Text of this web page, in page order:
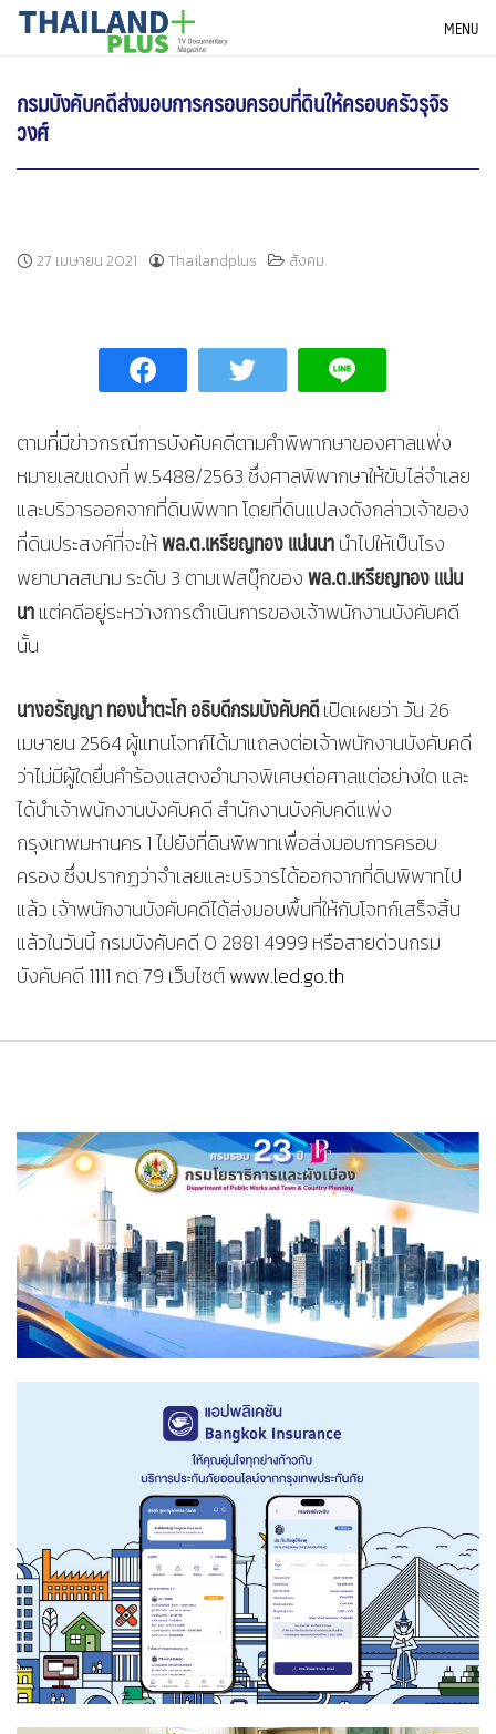
SkipTHAILANDPLUS NEWS MENU
กรมบังคับคดีส่งมอบการครอบครอบที่ดินให้ครอบครัวรุจิร
วงศ์
27 เมษายน 2021 Thailandplus สังคม
ตามที่มีข่าวกรณีการบังคับคดีตามคำพิพากษาของศาลแพ่ง
หมายเลขแดงที่ พ.5488/2563 ซึ่งศาลพิพากษาให้ขับไล่จำเลย
และบริวารออกจากที่ดินพิพาท โดยที่ดินแปลงดังกล่าวเจ้าของ
ที่ดินประสงค์ที่จะให้พล.ต.เหรียญทอง แน่นนานำไปให้เป็นโรง
พยาบาลสนาม ระดับ 3 ตามเฟสบุ๊กของพล.ต.เหรียญทอง แน่น
นาแต่คดีอยู่ระหว่างการดำเนินการของเจ้าพนักงานบังคับคดี
นั้น
นางอรัญญา ทองน้ำตะโก อธิบดีกรมบังคับคดีเปิดเผยว่า วัน 26
เมษายน 2564 ผู้แทนโจทก์ได้มาแถลงต่อเจ้าพนักงานบังคับคดี
ว่าไม่มีผู้ใดยื่นคำร้องแสดงอำนาจพิเศษต่อศาลแต่อย่างใด และ
ได้นำเจ้าพนักงานบังคับคดี สำนักงานบังคับคดีแพ่ง
กรุงเทพมหานคร 1 ไปยังที่ดินพิพาทเพื่อส่งมอบการครอบ
ครอง ซึ่งปรากฏว่าจำเลยและบริวารได้ออกจากที่ดินพิพาทไป
แล้ว เจ้าพนักงานบังคับคดีได้ส่งมอบพื้นที่ให้กับโจทก์เสร็จสิ้น
แล้วในวันนี้ กรมบังคับคดี 0 2881 4999 หรือสายด่วนกรม
บังคับคดี 1111 กด 79 เว็บไซต์www.led.go.th